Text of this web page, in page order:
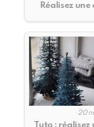
Réalisez
20
Tuto : réalisez